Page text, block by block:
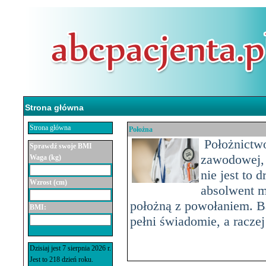
Strona główna
Strona główna
Sprawdź swoje BMI
Waga (kg)
Wzrost (cm)
BMI:
Dzisiaj jest 7 sierpnia 2026 r.
Jest to 218 dzień roku.
Położna
nie jest to
absolwent
położną z powołaniem.
pełni świadomie, a